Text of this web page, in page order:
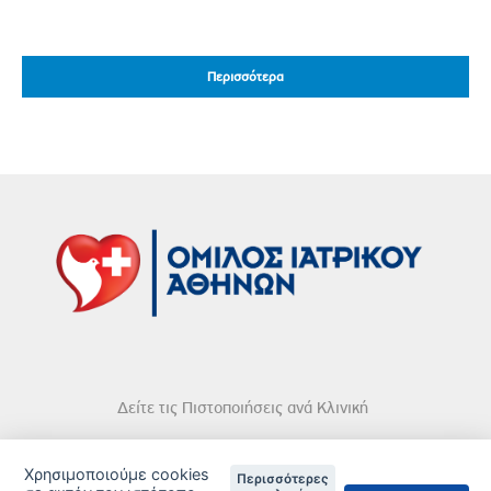
Περισσότερα
Περισσότερα
Δείτε τις Πιστοποιήσεις ανά Κλινική
Χρησιμοποιούμε cookies
Περισσότερες